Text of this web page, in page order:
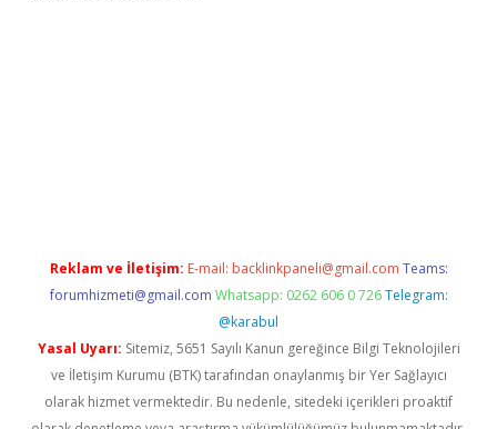
Reklam ve İletişim: E-mail: backlinkpaneli@gmail.com Teams:
forumhizmeti@gmail.com Whatsapp: 0262 606 0 726 Telegram:
@karabul
Yasal Uyarı: Sitemiz, 5651 Sayılı Kanun gereğince Bilgi Teknolojileri
ve İletişim Kurumu (BTK) tarafından onaylanmış bir Yer Sağlayıcı
olarak hizmet vermektedir. Bu nedenle, sitedeki içerikleri proaktif